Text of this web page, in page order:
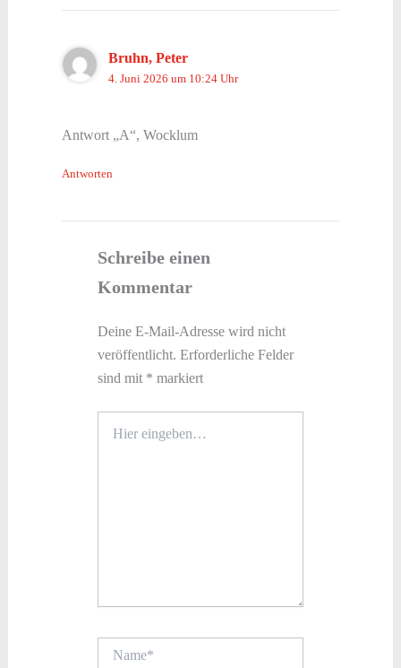
Bruhn, Peter
4. Juni 2026 um 10:24 Uhr
Antwort „A“, Wocklum
Antworten
Schreibe einen
Kommentar
Deine E-Mail-Adresse wird nicht
veröffentlicht. Erforderliche Felder
sind mit * markiert
eingeben…